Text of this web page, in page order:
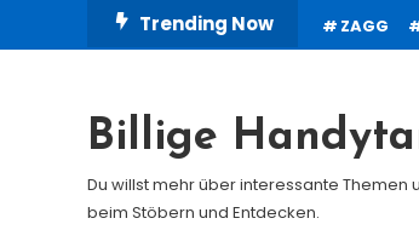
To
Trending Now ZAGG
Billige
Du willst mehr über interessante Themen
beim Stöbern und Entdecken.